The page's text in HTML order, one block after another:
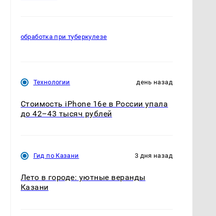
обработка при туберкулезе
Технологии день назад
Стоимость iPhone 16e в России упала
до 42–43 тысяч рублей
Гид по Казани 3 дня назад
Лето в городе: уютные веранды
Казани